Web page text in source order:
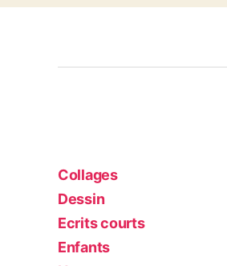
Collages
Dessin
Ecrits courts
Enfants